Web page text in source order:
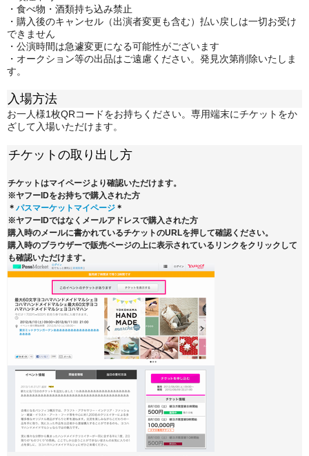
・食べ物・酒類持ち込み禁止
・購入後のキャンセル（出演者変更も含む）払い戻しは一切お受け
できません
・公演時間は急遽変更になる可能性がございます
・オークション等の出品はご遠慮ください。発見次第削除いたしま
す。
入場方法
お一人様1枚QRコードをお持ちください。専用端末にチケットをか
ざして入場いただけます。
チケットの取り出し方
チケットはマイページより確認いただけます。
※ヤフーIDをお持ちで購入された方
＊ パスマーケットマイページ ＊
※ヤフーIDではなくメールアドレスで購入された方
購入時のメールに書かれているチケットのURLを押して確認ください。
購入時のブラウザーで販売ページの上に表示されているリンクをクリックして
も確認いただけます。